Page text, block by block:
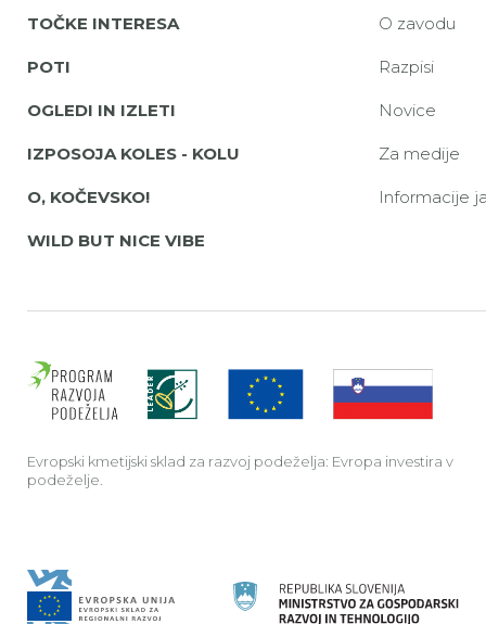
TOČKE INTERESA
POTI
OGLEDI IN IZLETI
IZPOSOJA KOLES - KOLU
O, KOČEVSKO!
WILD BUT NICE VIBE
O zavodu
Razpisi
Novice
Za medije
Informacije
Evropski kmetijski sklad za razvoj podeželja: Evropa investira v
podeželje.